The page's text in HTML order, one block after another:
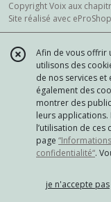
Copyright Voix aux
Site réalisé avec
Afin de vous offrir
utilisons des
de nos services et
également des
montrer des
leurs applications.
l’utilisation de
page
confidentialité“.
je n'accepte pas